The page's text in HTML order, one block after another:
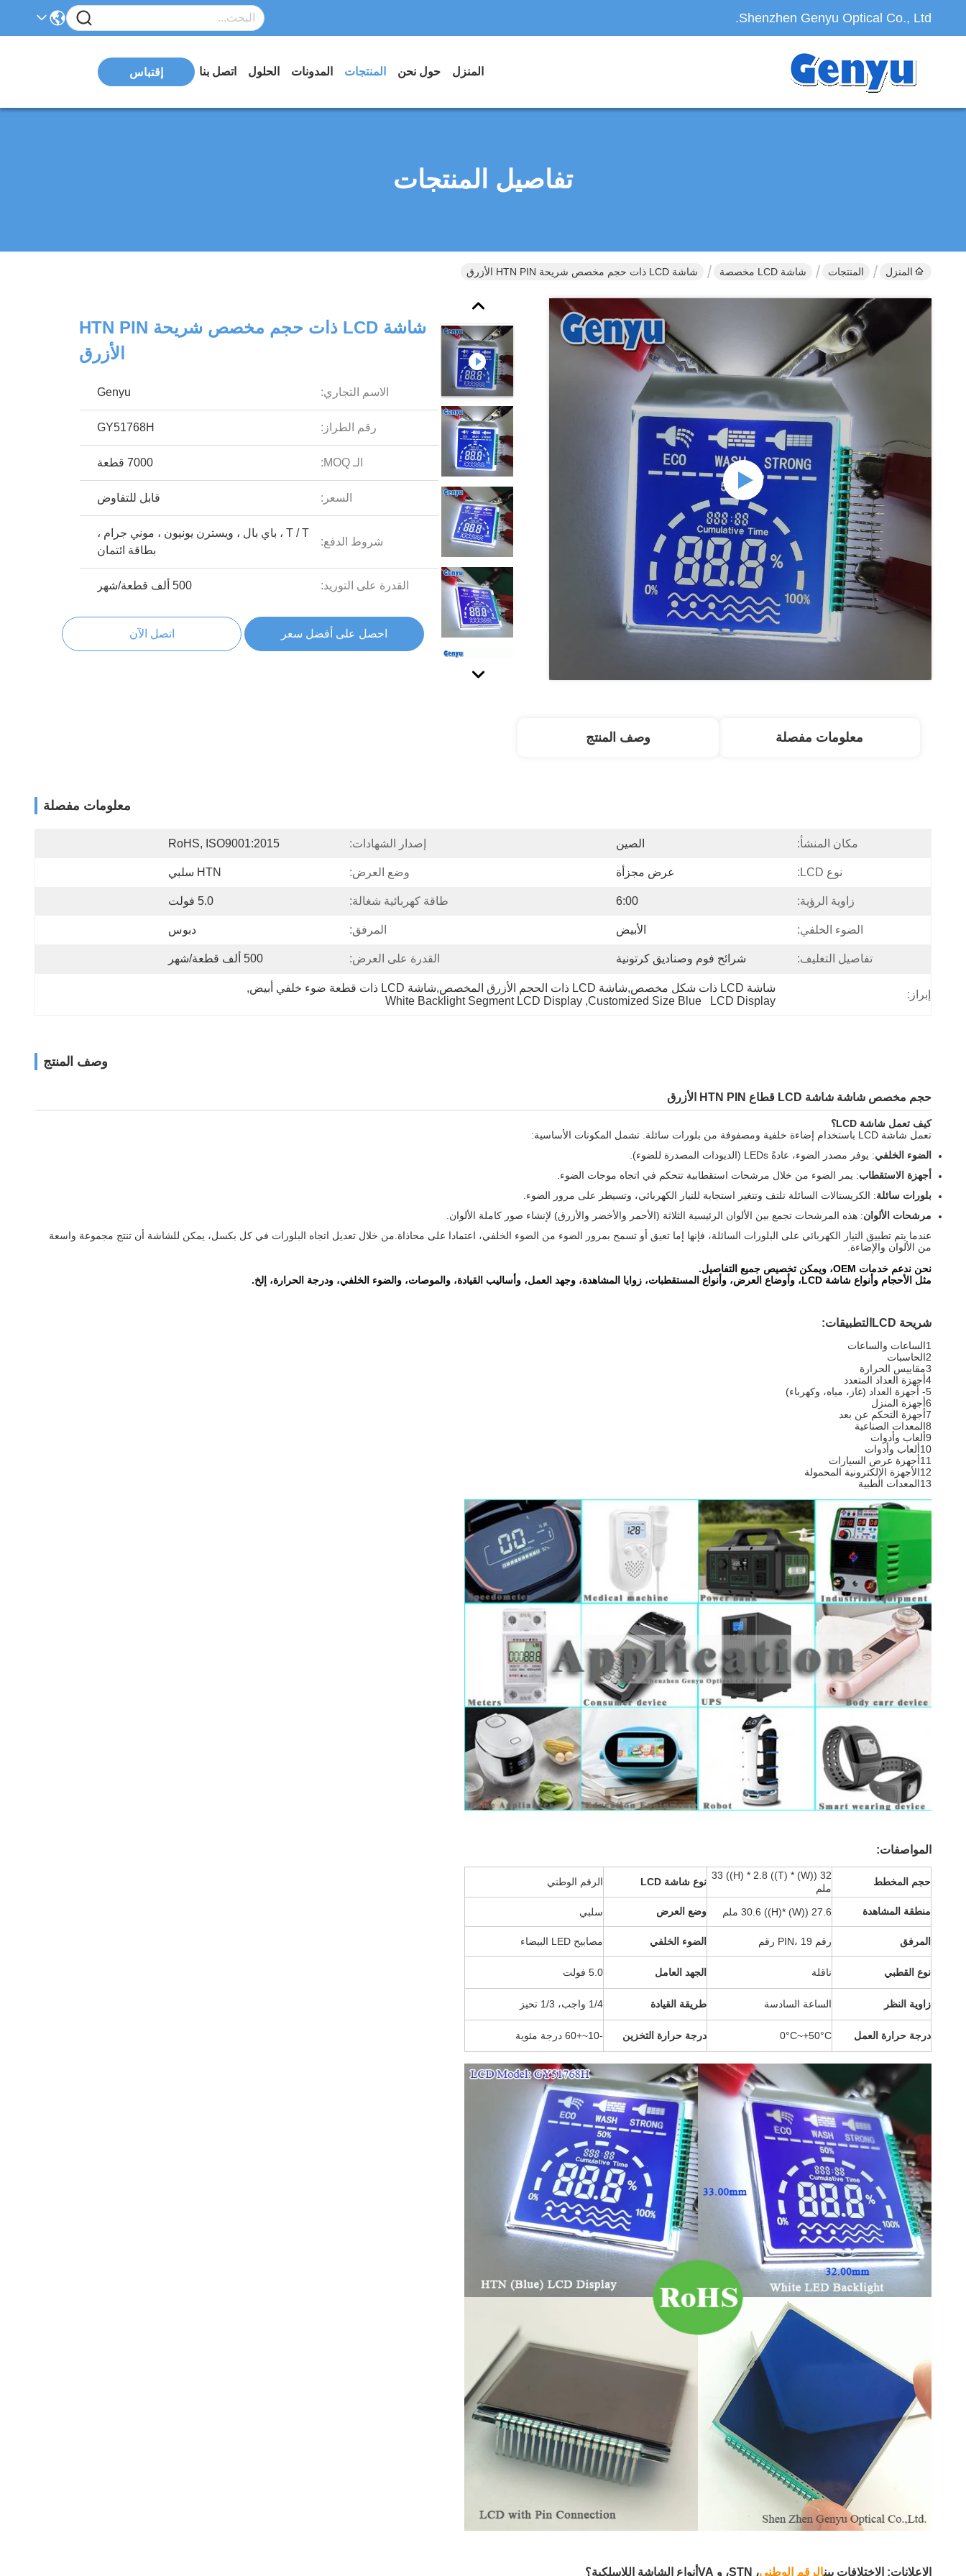
Shenzhen Genyu Optical Co., Ltd.
المنزل حول نحن المنتجات المدونات الحلول اتصل بنا إقتباس
تفاصيل المنتجات
المنزل المنتجات شاشة LCD مخصصة شاشة LCD ذات حجم مخصص شريحة HTN PIN الأزرق
شاشة LCD ذات حجم مخصص شريحة HTN PIN
الأزرق
الاسم التجاري: Genyu
رقم الطراز: GY51768H
الـ MOQ: 7000 قطعة
السعر: قابل للتفاوض
شروط الدفع:
T / T ، باي بال ، ويسترن يونيون ، موني جرام ،
بطاقة ائتمان
القدرة على التوريد: 500 ألف قطعة/شهر
احصل على أفضل سعر اتصل الآن
معلومات مفصلة وصف المنتج
معلومات مفصلة
مكان المنشأ: الصين إصدار الشهادات: RoHS, ISO9001:2015
نوع LCD: عرض مجزأة وضع العرض: HTN سلبي
زاوية الرؤية: 6:00 طاقة كهربائية شغالة: 5.0 فولت
الضوء الخلفي: الأبيض المرفق: دبوس
تفاصيل التغليف: شرائح فوم وصناديق كرتونية القدرة على العرض: 500 ألف قطعة/شهر
إبراز:
شاشة LCD ذات شكل مخصص,شاشة LCD ذات الحجم الأزرق المخصص,شاشة LCD ذات قطعة ضوء خلفي أبيض
,
Customized Size Blue   LCD Display
,
White Backlight Segment LCD Display
وصف المنتج
حجم مخصص شاشة شاشة LCD قطاع HTN PIN الأزرق
كيف تعمل شاشة LCD؟
تعمل شاشة LCD باستخدام إضاءة خلفية ومصفوفة من بلورات سائلة. تشمل المكونات الأساسية:
الضوء الخلفي: يوفر مصدر الضوء، عادةً LEDs (الديودات المصدرة للضوء).
أجهزة الاستقطاب: يمر الضوء من خلال مرشحات استقطابية تتحكم في اتجاه موجات الضوء.
بلورات سائلة: الكريستالات السائلة تلتف وتتغير استجابة للتيار الكهربائي، وتسيطر على مرور الضوء.
مرشحات الألوان: هذه المرشحات تجمع بين الألوان الرئيسية الثلاثة (الأحمر والأخضر والأزرق) لإنشاء صور كاملة الألوان.
عندما يتم تطبيق التيار الكهربائي على البلورات السائلة، فإنها إما تعيق أو تسمح بمرور الضوء من الضوء الخلفي، اعتمادا على محاذاة.من خلال تعديل اتجاه البلورات في كل بكسل، يمكن للشاشة أن تنتج مجموعة واسعة
من الألوان والإضاءة.
نحن ندعم خدمات OEM، ويمكن تخصيص جميع التفاصيل.
مثل الأحجام وأنواع شاشة LCD، وأوضاع العرض، وأنواع المستقطبات، زوايا المشاهدة، وجهد العمل، وأساليب القيادة، والموصات، والضوء الخلفي، ودرجة الحرارة، إلخ.
شريحة LCD التطبيقات:
1الساعات والساعات
2الحاسبات
3مقاييس الحرارة
4أجهزة العداد المتعدد
5- أجهزة العداد (غاز، مياه، وكهرباء)
6أجهزة المنزل
7أجهزة التحكم عن بعد
8المعدات الصناعية
9ألعاب وأدوات
10ألعاب وأدوات
11أجهزة عرض السيارات
12الأجهزة الإلكترونية المحمولة
13المعدات الطبية
المواصفات:
حجم المخطط
32 ((W) * 33 ((H) * 2.8 ((T)
ملم
نوع شاشة LCD الرقم الوطني
منطقة المشاهدة 27.6 ((W) *30.6 ((H) ملم وضع العرض سلبي
المرفق رقم PIN، 19 رقم الضوء الخلفي مصابيح LED البيضاء
نوع القطبي ناقلة الجهد العامل 5.0 فولت
زاوية النظر الساعة السادسة طريقة القيادة 1/4 واجب، 1/3 تحيز
درجة حرارة العمل 0°C~+50°C درجة حرارة التخزين -10~+60 درجة مئوية
الإعلانات: الاختلافات بينالرقم الوطني، STN، و VA أنواع الشاشة اللاسلكية؟